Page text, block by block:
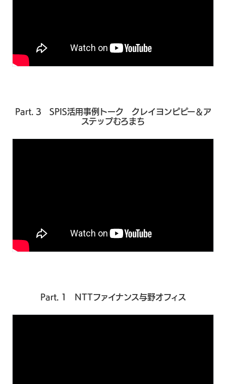
Part. 3 SPIS活用事例トーク クレイヨンピピー＆ア
ステップむろまち
Part. 1 NTTファイナンス与野オフィス